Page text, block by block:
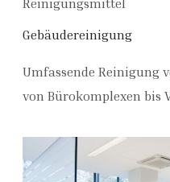
Gebäudereinigung
Umfassende Reinigung
von Bürokomplexen bis